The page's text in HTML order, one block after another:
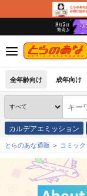
全年齢向け 成年向け
カルデアエミッション
とらのあな通販 コミッ